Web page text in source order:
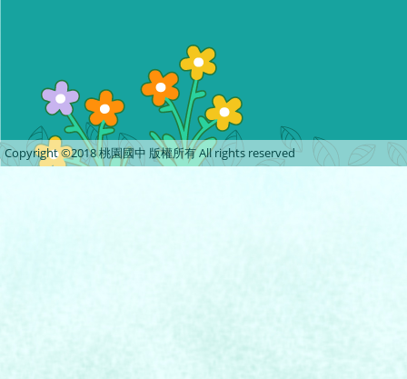
Copyright ©2018 桃園國中 版權所有 All rights reserved